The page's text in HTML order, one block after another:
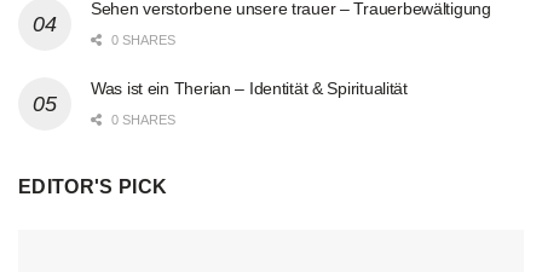
Sehen verstorbene unsere trauer – Trauerbewältigung
0 SHARES
Was ist ein Therian – Identität & Spiritualität
0 SHARES
EDITOR'S PICK